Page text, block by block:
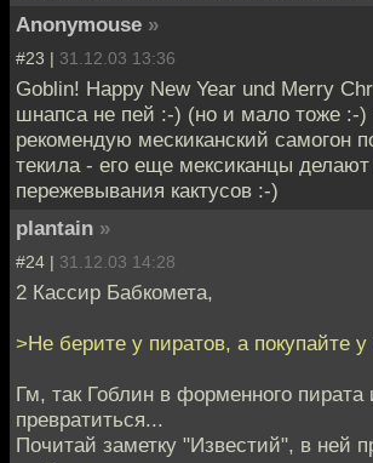
Anonymouse »
#23 | 31.12.03 13:36
Goblin! Happy New Year und Merry
шнапса не пей :-) (но и мало тоже :-)
рекомендую мескиканский самогон
текила - его еще мексиканцы
пережевывания кактусов :-)
plantain »
#24 | 31.12.03 14:28
2 Кассир Бабкомета,
>Не берите у пиратов, а покупайте
Гм, так Гоблин в форменного пирата
превратиться...
Почитай заметку "Известий", в ней